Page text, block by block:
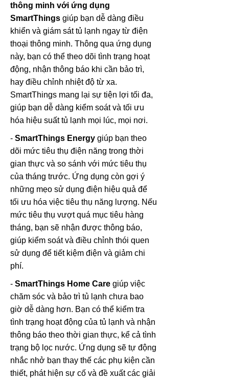
thông minh với ứng dụng
SmartThings giúp bạn dễ dàng điều
khiển và giám sát tủ lạnh ngay từ điện
thoại thông minh. Thông qua ứng dụng
này, bạn có thể theo dõi tình trạng hoạt
động, nhận thông báo khi cần bảo trì,
hay điều chỉnh nhiệt độ từ xa.
SmartThings mang lại sự tiện lợi tối đa,
giúp bạn dễ dàng kiểm soát và tối ưu
hóa hiệu suất tủ lạnh mọi lúc, mọi nơi.
- SmartThings Energy giúp bạn theo
dõi mức tiêu thụ điện năng trong thời
gian thực và so sánh với mức tiêu thụ
của tháng trước. Ứng dụng còn gợi ý
những mẹo sử dụng điện hiệu quả để
tối ưu hóa việc tiêu thụ năng lượng. Nếu
mức tiêu thụ vượt quá mục tiêu hàng
tháng, bạn sẽ nhận được thông báo,
giúp kiểm soát và điều chỉnh thói quen
sử dụng để tiết kiệm điện và giảm chi
phí.
- SmartThings Home Care giúp việc
chăm sóc và bảo trì tủ lạnh chưa bao
giờ dễ dàng hơn. Bạn có thể kiểm tra
tình trạng hoạt động của tủ lạnh và nhận
thông báo theo thời gian thực, kể cả tình
trạng bộ lọc nước. Ứng dụng sẽ tự động
nhắc nhở bạn thay thế các phụ kiện cần
thiết, phát hiện sự cố và đề xuất các giải